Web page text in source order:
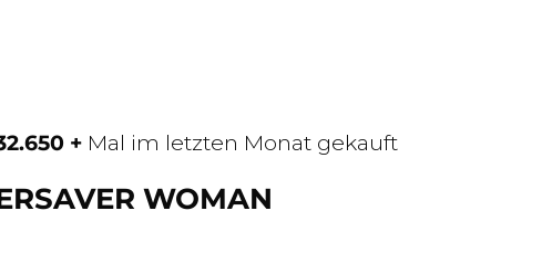
+ Mal im letzten Monat gekauft
WOMAN